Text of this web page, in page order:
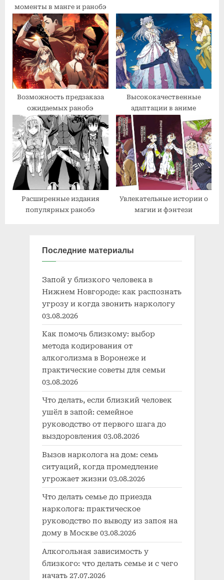
моменты в манге и ранобэ
Возможность предзаказа
ожидаемых ранобэ
Высококачественные
адаптации в аниме
Расширенные издания
популярных ранобэ
Увлекательные истории о
магии и фэнтези
Последние материалы
Запой у близкого человека в
Нижнем Новгороде: как распознать
угрозу и когда звонить наркологу
03.08.2026
Как помочь близкому: выбор
метода кодирования от
алкоголизма в Воронеже и
практические советы для семьи
03.08.2026
Что делать, если близкий человек
ушёл в запой: семейное
руководство от первого шага до
выздоровления 03.08.2026
Вызов нарколога на дом: семь
ситуаций, когда промедление
угрожает жизни 03.08.2026
Что делать семье до приезда
нарколога: практическое
руководство по выводу из запоя на
дому в Москве 03.08.2026
Алкогольная зависимость у
близкого: что делать семье и с чего
начать 27.07.2026